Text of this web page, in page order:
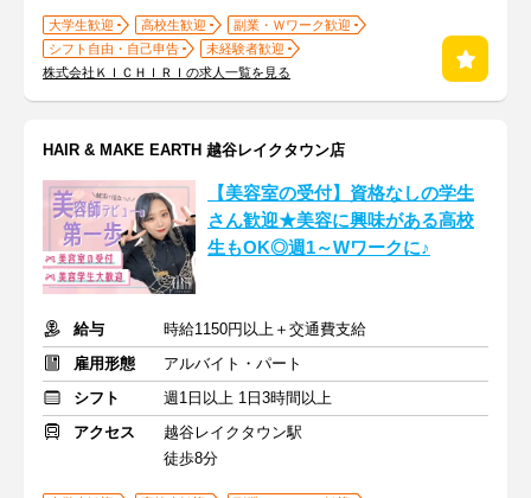
大学生歓迎 高校生歓迎
副業・Ｗワーク歓迎
シフト自由・自己申告
未経験者歓迎
株式会社ＫＩＣＨＩＲＩの求人一覧を見る
HAIR & MAKE EARTH 越谷レイクタウン店
【美容室の受付】資格なしの学生
さん歓迎★美容に興味がある高校
生もOK◎週1～Wワークに♪
給与
時給1150円以上＋交通費支給
雇用形態
アルバイト・パート
シフト
週1日以上 1日3時間以上
アクセス
越谷レイクタウン駅
徒歩8分